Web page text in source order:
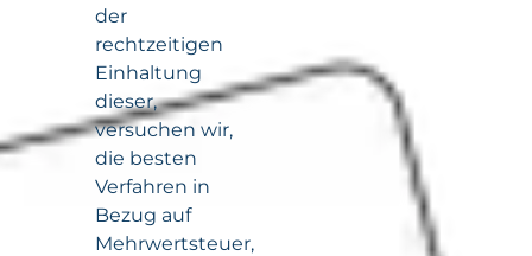
der
rechtzeitigen
Einhaltung
dieser,
versuchen wir,
die besten
Verfahren in
Bezug auf
Mehrwertsteuer,